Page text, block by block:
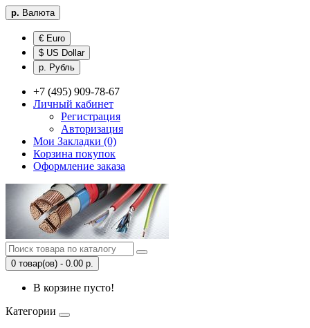
р. Валюта
€ Euro
$ US Dollar
р. Рубль
+7 (495) 909-78-67
Личный кабинет
Регистрация
Авторизация
Мои Закладки (0)
Корзина покупок
Оформление заказа
0 товар(ов) - 0.00 р.
В корзине пусто!
Категории